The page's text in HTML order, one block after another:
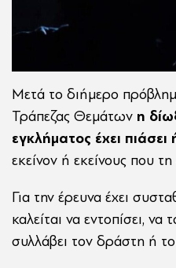
Μετά το διήμερο
Τράπεζας Θεμάτων η
εγκλήματος έχει πιάσει
εκείνον ή εκείνους που
Για την έρευνα έχει
καλείται να εντοπίσει, να
συλλάβει τον δράστη ή